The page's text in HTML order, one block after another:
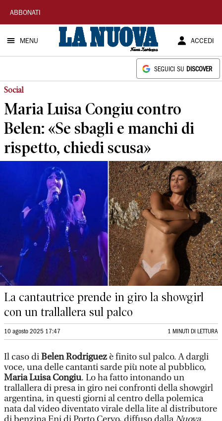
La
Nuova
Sardegna
ABBONATI
MENU ACCEDI
SEGUICI SU DISCOVER
Social
Maria Luisa Congiu contro
Belen: «Se sbagli e manchi di
rispetto, chiedi scusa»
La cantautrice prende in giro la showgirl
con un trallallera sul palco
10 agosto 2025 17:47 1 MINUTI DI LETTURA
Il caso diBelen Rodriguez è finito sul palco. A dargli
voce, una delle cantanti sarde più note al pubblico,
Maria Luisa Congiu. Lo ha fatto intonando un
trallallera di presa in giro nei confronti della showgirl
argentina, in questi giorni al centro della polemica
nata dal video diventato virale della lite al distributore